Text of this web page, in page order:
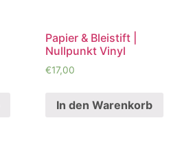
Papier & Bleistift |
Nullpunkt Vinyl
€17,00
In den Warenkorb